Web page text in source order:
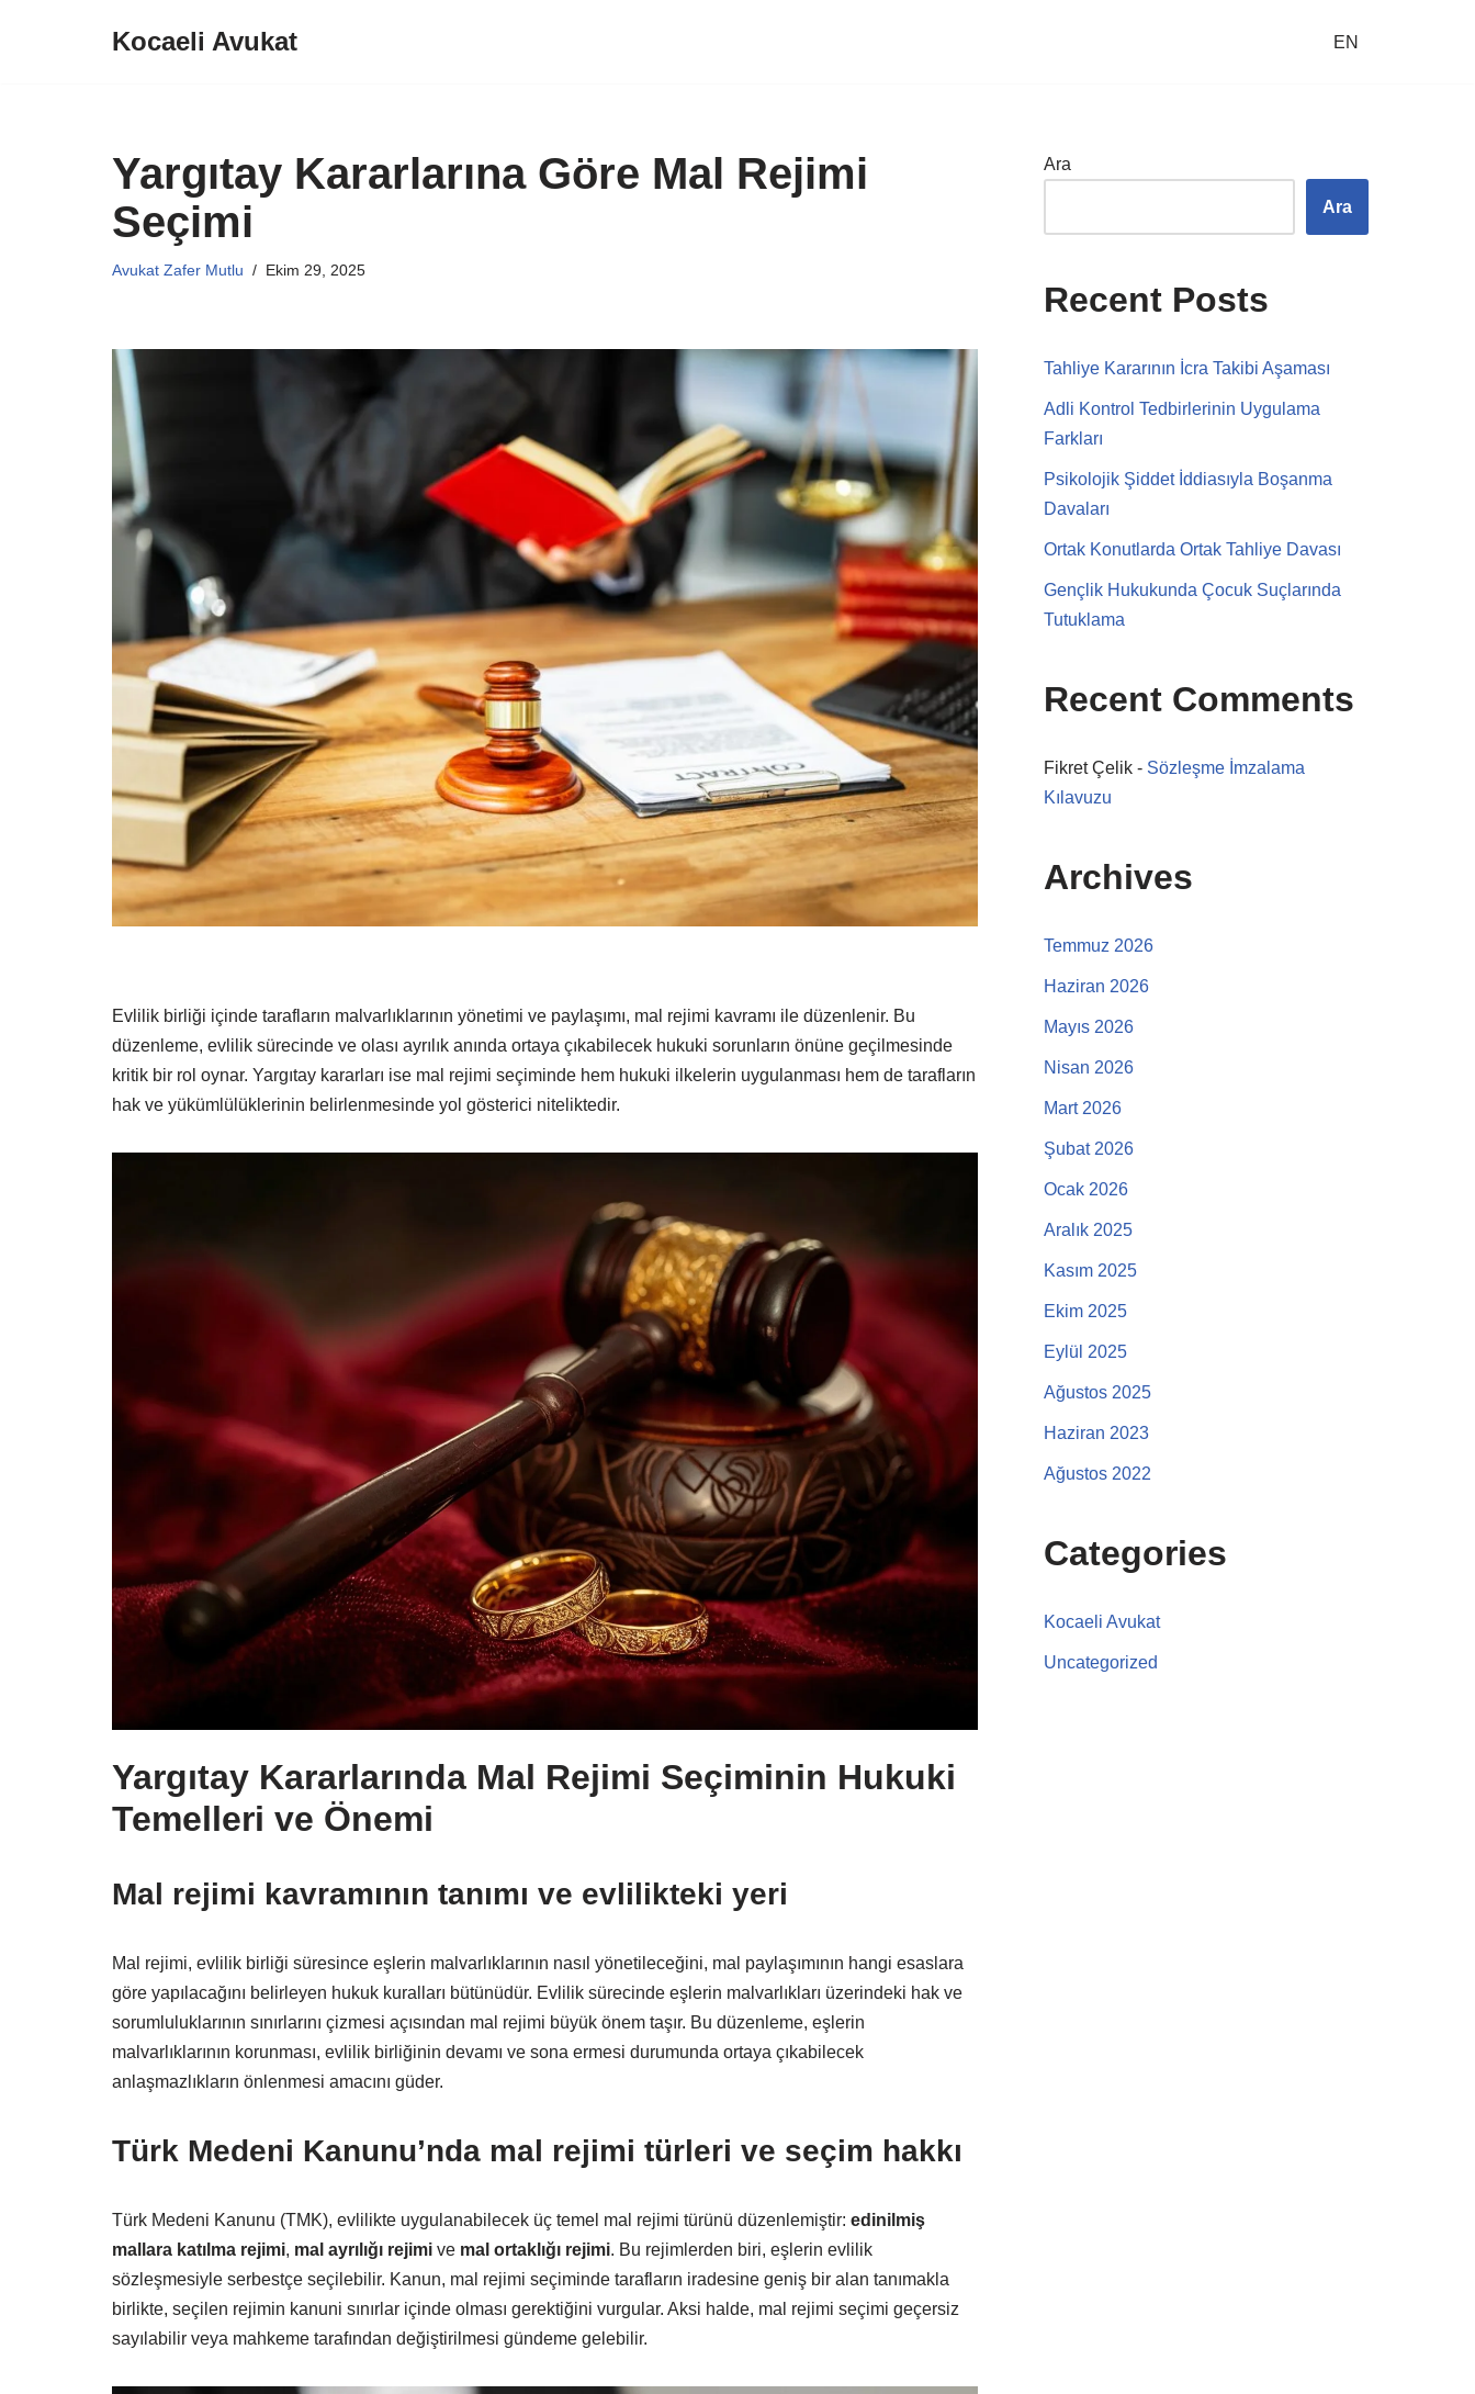
Kocaeli Avukat EN
Yargıtay Kararlarına Göre Mal Rejimi
Seçimi
Avukat Zafer Mutlu Ekim 29, 2025
Evlilik birliği içinde tarafların malvarlıklarının yönetimi ve paylaşımı, mal rejimi kavramı ile düzenlenir. Bu
düzenleme, evlilik sürecinde ve olası ayrılık anında ortaya çıkabilecek hukuki sorunların önüne geçilmesinde
kritik bir rol oynar. Yargıtay kararları ise mal rejimi seçiminde hem hukuki ilkelerin uygulanması hem de tarafların
hak ve yükümlülüklerinin belirlenmesinde yol gösterici niteliktedir.
Yargıtay Kararlarında Mal Rejimi Seçiminin Hukuki
Temelleri ve Önemi
Mal rejimi kavramının tanımı ve evlilikteki yeri
Mal rejimi, evlilik birliği süresince eşlerin malvarlıklarının nasıl yönetileceğini, mal paylaşımının hangi esaslara
göre yapılacağını belirleyen hukuk kuralları bütünüdür. Evlilik sürecinde eşlerin malvarlıkları üzerindeki hak ve
sorumluluklarının sınırlarını çizmesi açısından mal rejimi büyük önem taşır. Bu düzenleme, eşlerin
malvarlıklarının korunması, evlilik birliğinin devamı ve sona ermesi durumunda ortaya çıkabilecek
anlaşmazlıkların önlenmesi amacını güder.
Türk Medeni Kanunu’nda mal rejimi türleri ve seçim hakkı
Türk Medeni Kanunu (TMK), evlilikte uygulanabilecek üç temel mal rejimi türünü düzenlemiştir: edinilmiş
mallara katılma rejimi, mal ayrılığı rejimi ve mal ortaklığı rejimi. Bu rejimlerden biri, eşlerin evlilik
sözleşmesiyle serbestçe seçilebilir. Kanun, mal rejimi seçiminde tarafların iradesine geniş bir alan tanımakla
birlikte, seçilen rejimin kanuni sınırlar içinde olması gerektiğini vurgular. Aksi halde, mal rejimi seçimi geçersiz
sayılabilir veya mahkeme tarafından değiştirilmesi gündeme gelebilir.
Ara
Ara
Recent Posts
Tahliye Kararının İcra Takibi Aşaması
Adli Kontrol Tedbirlerinin Uygulama
Farkları
Psikolojik Şiddet İddiasıyla Boşanma
Davaları
Ortak Konutlarda Ortak Tahliye Davası
Gençlik Hukukunda Çocuk Suçlarında
Tutuklama
Recent Comments
Fikret Çelik - Sözleşme İmzalama
Kılavuzu
Archives
Temmuz 2026
Haziran 2026
Mayıs 2026
Nisan 2026
Mart 2026
Şubat 2026
Ocak 2026
Aralık 2025
Kasım 2025
Ekim 2025
Eylül 2025
Ağustos 2025
Haziran 2023
Ağustos 2022
Categories
Kocaeli Avukat
Uncategorized